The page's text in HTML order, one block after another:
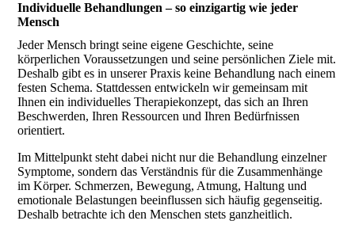
Individuelle Behandlungen – so einzigartig wie jeder
Mensch
Jeder Mensch bringt seine eigene Geschichte, seine
körperlichen Voraussetzungen und seine persönlichen Ziele mit.
Deshalb gibt es in unserer Praxis keine Behandlung nach einem
festen Schema. Stattdessen entwickeln wir gemeinsam mit
Ihnen ein individuelles Therapiekonzept, das sich an Ihren
Beschwerden, Ihren Ressourcen und Ihren Bedürfnissen
orientiert.
Im Mittelpunkt steht dabei nicht nur die Behandlung einzelner
Symptome, sondern das Verständnis für die Zusammenhänge
im Körper. Schmerzen, Bewegung, Atmung, Haltung und
emotionale Belastungen beeinflussen sich häufig gegenseitig.
Deshalb betrachte ich den Menschen stets ganzheitlich.